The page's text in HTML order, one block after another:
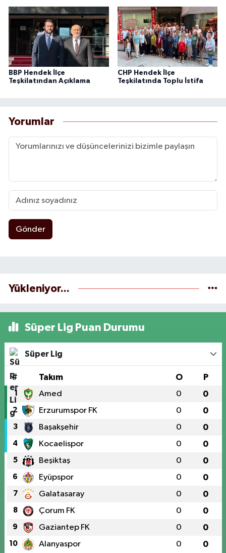
BBP Hendek İlçe
Teşkilatından Açıklama
CHP Hendek İlçe
Teşkilatında Toplu İstifa
Yorumlar
Gönder
Yükleniyor...
Süper Lig Puan Durumu
Süper Lig
# Takım O P
1 Amed 0 0
2 Erzurumspor FK 0 0
3 Başakşehir 0 0
4 Kocaelispor 0 0
5 Beşiktaş 0 0
6 Eyüpspor 0 0
7 Galatasaray 0 0
8 Çorum FK 0 0
9 Gaziantep FK 0 0
10 Alanyaspor 0 0